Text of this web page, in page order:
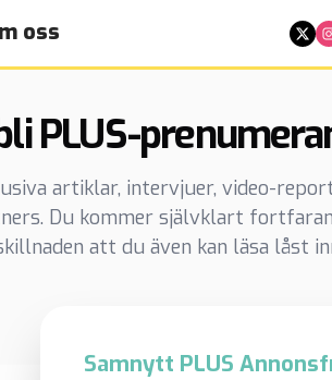
oss
PLUS-
artiklar, intervjuer, video-
Du kommer självklart
att du även kan läsa låst
Samnytt PLUS